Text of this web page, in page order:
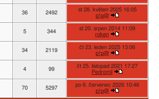
36 2492
st 28. květen 2025 16:05
p!p@
5 344
st 20. srpen 2014 11:09
roken
34 2119
čt 23. leden 2025 13:06
p!p@
4 99
čt 25. listopad 2021 17:27
Pedromil
70 5297
po 6. červenec 2026 10:46
p!p@